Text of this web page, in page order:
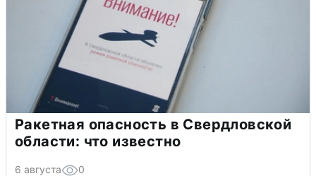
Ракетная опасность в Свердловской
области: что известно
6 августа 0